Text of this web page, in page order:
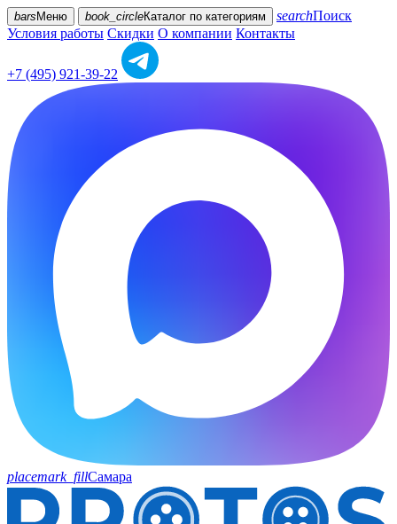
bars Меню book_circleКаталог по категориям searchПоиск
Условия работы Скидки О компании Контакты
+7 (495) 921-39-22
placemark_fillСамара